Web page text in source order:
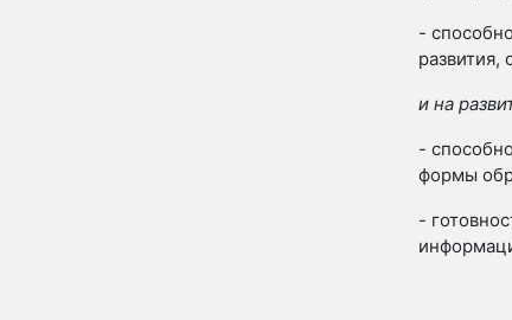
-
развития,
и на
-
формы
-